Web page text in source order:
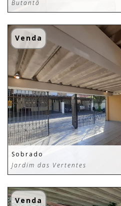
Butantã
Venda
Sobrado
Jardim das Vertentes
Venda